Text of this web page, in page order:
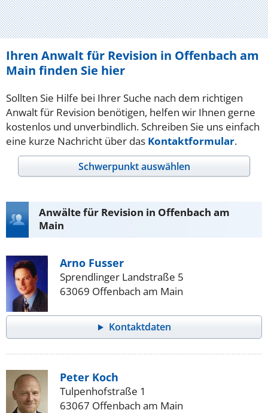
Ihren Anwalt für Revision in Offenbach am
Main finden Sie hier
Sollten Sie Hilfe bei Ihrer Suche nach dem richtigen
Anwalt für Revision benötigen, helfen wir Ihnen gerne
kostenlos und unverbindlich. Schreiben Sie uns einfach
eine kurze Nachricht über das Kontaktformular.
Schwerpunkt auswählen
Anwälte für Revision in Offenbach am
Main
Arno Fusser
Sprendlinger Landstraße 5
63069 Offenbach am Main
Kontaktdaten
Peter Koch
Tulpenhofstraße 1
63067 Offenbach am Main